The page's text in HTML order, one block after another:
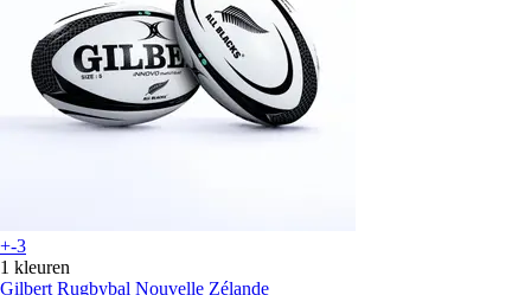
+-3
1 kleuren
Gilbert Rugbybal Nouvelle Zélande